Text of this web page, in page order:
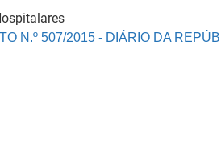
N.º 507/2015 - DIÁRIO DA